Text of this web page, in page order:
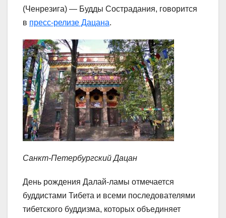
(Ченрезига) — Будды Сострадания, говорится
в пресс-релизе Дацана.
Санкт-Петербургский Дацан
День рождения Далай-ламы отмечается
буддистами Тибета и всеми последователями
тибетского буддизма, которых объединяет